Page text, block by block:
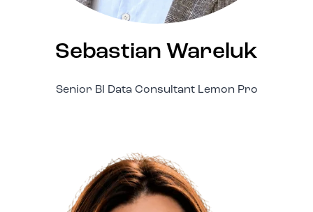
Sebastian Wareluk
Senior BI Data Consultant Lemon Pro